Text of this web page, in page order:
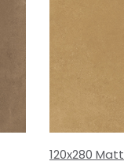
120x280 Matt